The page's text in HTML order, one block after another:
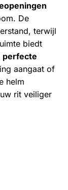
De
terwijl
biedt
perfecte
aangaat of
helm
rit veiliger